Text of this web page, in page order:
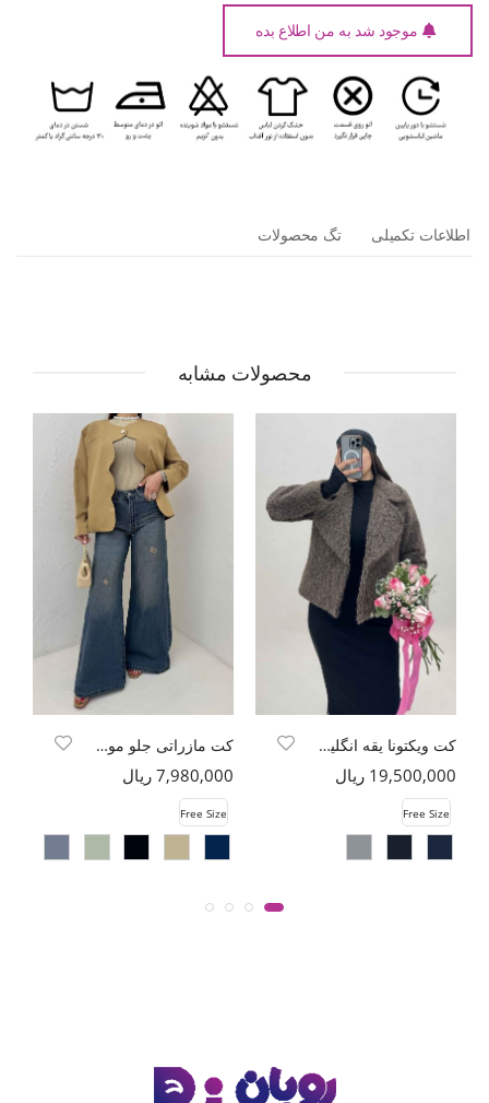
موجود شد به من اطلاع بده
اطلاعات تکمیلی تگ محصولات
محصولات مشابه
کت ویکتونا یقه انگلیسی
19,500,000 ریال
Free Size
کت مازراتی جلو موجی تک دکمه
7,980,000 ریال
Free Size